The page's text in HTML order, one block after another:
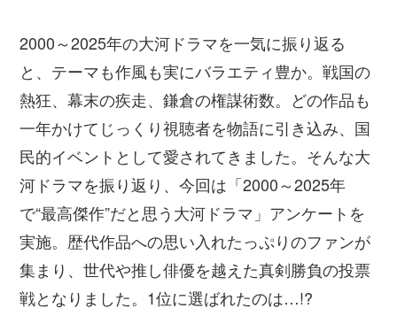
2000～2025年の大河ドラマを一気に振り返る
と、テーマも作風も実にバラエティ豊か。戦国の
熱狂、幕末の疾走、鎌倉の権謀術数。どの作品も
一年かけてじっくり視聴者を物語に引き込み、国
民的イベントとして愛されてきました。そんな大
河ドラマを振り返り、今回は「2000～2025年
で“最高傑作”だと思う大河ドラマ」アンケートを
実施。歴代作品への思い入れたっぷりのファンが
集まり、世代や推し俳優を越えた真剣勝負の投票
戦となりました。1位に選ばれたのは…!?